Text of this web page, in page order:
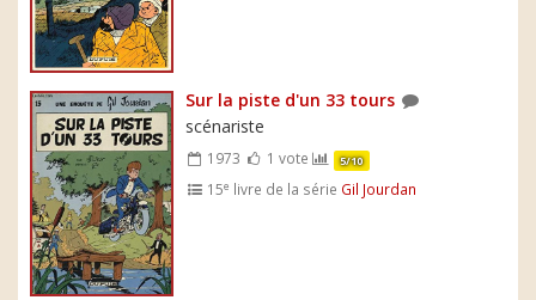
Sur la piste d'un 33 tours
scénariste
1973 1 vote 5/10
15e livre de la série Gil Jourdan